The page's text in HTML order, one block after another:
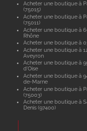
Acheter une boutique à
(75015)
Acheter une boutique à
(75011)
Acheter une boutique à
Rhône
Acheter une boutique à
Acheter une boutique à
Aveyron
Acheter une boutique à
d'Oise
Acheter une boutique à
de-Marne
Acheter une boutique à
(75003)
Acheter une boutique à
Denis (97400)